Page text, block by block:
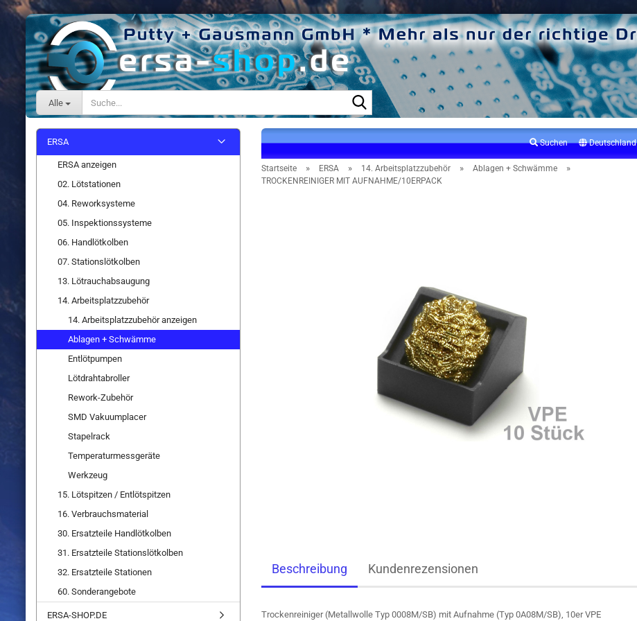
Alle
Suche...
Suchen Deutschland
Startseite » ERSA » 14. Arbeitsplatzzubehör » Ablagen + Schwämme »
TROCKENREINIGER MIT AUFNAHME/10ERPACK
Beschreibung Kundenrezensionen
Trockenreiniger (Metallwolle Typ 0008M/SB) mit Aufnahme (Typ 0A08M/SB), 10er VPE
ERSA
ERSA anzeigen
02. Lötstationen
04. Reworksysteme
05. Inspektionssysteme
06. Handlötkolben
07. Stationslötkolben
13. Lötrauchabsaugung
14. Arbeitsplatzzubehör
14. Arbeitsplatzzubehör anzeigen
Ablagen + Schwämme
Entlötpumpen
Lötdrahtabroller
Rework-Zubehör
SMD Vakuumplacer
Stapelrack
Temperaturmessgeräte
Werkzeug
15. Lötspitzen / Entlötspitzen
16. Verbrauchsmaterial
30. Ersatzteile Handlötkolben
31. Ersatzteile Stationslötkolben
32. Ersatzteile Stationen
60. Sonderangebote
ERSA-SHOP.DE